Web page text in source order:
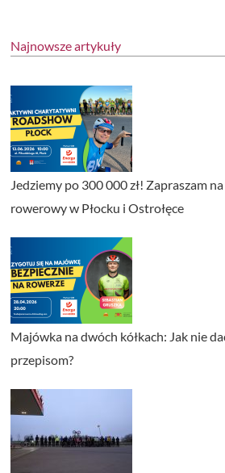
Najnowsze artykuły
Jedziemy po 300 000 zł! Zapraszam
rowerowy w Płocku i Ostrołęce
Majówka na dwóch kółkach: Jak nie
przepisom?